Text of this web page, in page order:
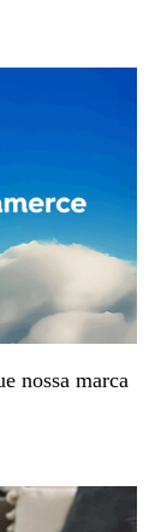
nossa marca